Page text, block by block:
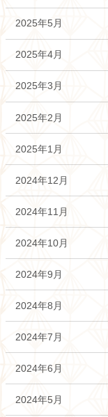
2025年5月
2025年4月
2025年3月
2025年2月
2025年1月
2024年12月
2024年11月
2024年10月
2024年9月
2024年8月
2024年7月
2024年6月
2024年5月